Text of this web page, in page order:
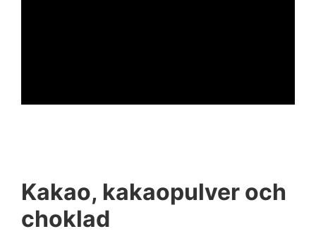
Kakao, kakaopulver och
choklad